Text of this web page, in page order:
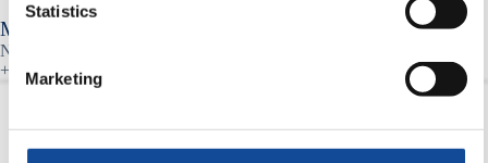
Statistics
Marketing
Mats Jonsson
Nestor Cables Vertreter in Schweden (Telekom Kabel i Solna Ab)
+46 (0)70 851 81 99